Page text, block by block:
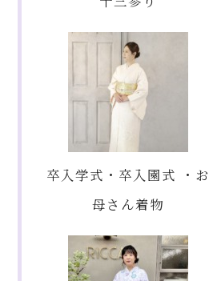
卒入学式・卒入園式 ・お
母さん着物